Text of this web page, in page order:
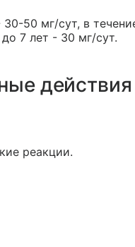
50 мг/сут, в
7 лет - 30 мг/сут.
действия
реакции.